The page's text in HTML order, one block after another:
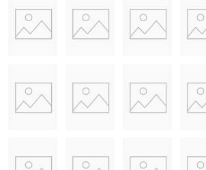
Ändra storlek på isbitarna
knappar kan du till exempel välja storlek
stora isbitar.